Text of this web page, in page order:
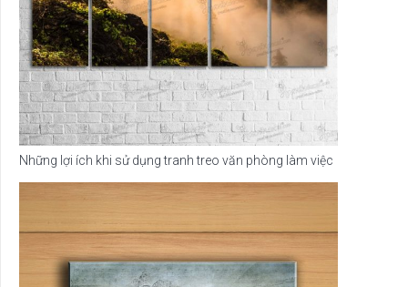
Những lợi ích khi sử dụng tranh treo văn phòng làm việc